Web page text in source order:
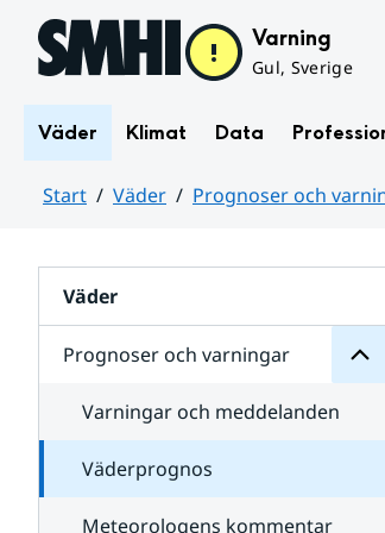
Hoppa till sidans innehåll Varning
Gul, Sverige
Väder Klimat Data
Start Väder Prognoser och
Väder
Prognoser och varningar
för
Varningar och meddelanden
Väderprognos
Meteorologens kommentar